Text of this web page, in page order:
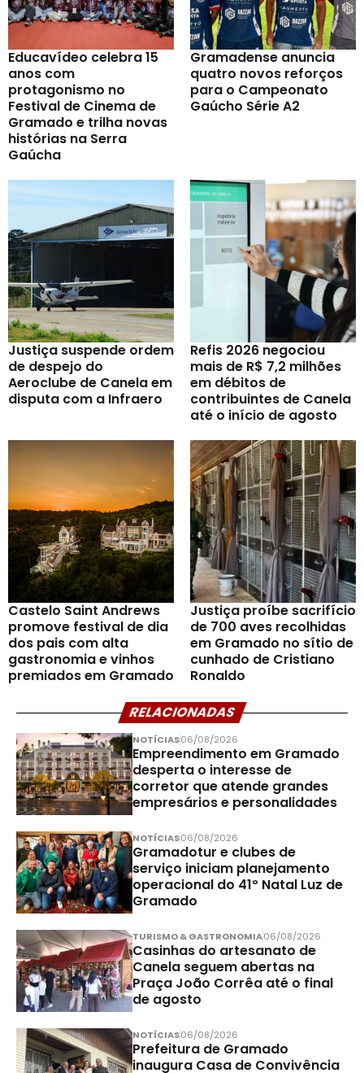
Educavídeo celebra 15
anos com
protagonismo no
Festival de Cinema de
Gramado e trilha novas
histórias na Serra
Gaúcha
Gramadense anuncia
quatro novos reforços
para o Campeonato
Gaúcho Série A2
Justiça suspende ordem
de despejo do
Aeroclube de Canela em
disputa com a Infraero
Refis 2026 negociou
mais de R$ 7,2 milhões
em débitos de
contribuintes de Canela
até o início de agosto
Castelo Saint Andrews
promove festival de dia
dos pais com alta
gastronomia e vinhos
premiados em Gramado
Justiça proíbe sacrifício
de 700 aves recolhidas
em Gramado no sítio de
cunhado de Cristiano
Ronaldo
RELACIONADAS
NOTÍCIAS06/08/2026
Empreendimento em Gramado
desperta o interesse de
corretor que atende grandes
empresários e personalidades
NOTÍCIAS06/08/2026
Gramadotur e clubes de
serviço iniciam planejamento
operacional do 41º Natal Luz de
Gramado
TURISMO & GASTRONOMIA06/08/2026
Casinhas do artesanato de
Canela seguem abertas na
Praça João Corrêa até o final
de agosto
NOTÍCIAS06/08/2026
Prefeitura de Gramado
inaugura Casa de Convivência